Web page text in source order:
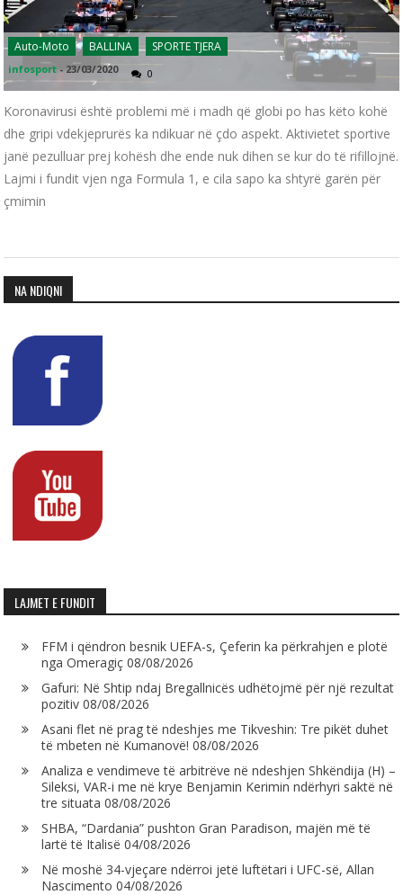
Auto-Moto BALLINA SPORTE TJERA
infosport - 23/03/2020 0
Koronavirusi është problemi më i madh që globi po has këto kohë
dhe gripi vdekjeprurës ka ndikuar në çdo aspekt. Aktivietet sportive
janë pezulluar prej kohësh dhe ende nuk dihen se kur do të rifillojnë.
Lajmi i fundit vjen nga Formula 1, e cila sapo ka shtyrë garën për
çmimin
NA NDIQNI
LAJMET E FUNDIT
FFM i qëndron besnik UEFA-s, Çeferin ka përkrahjen e plotë
nga Omeragiç 08/08/2026
Gafuri: Në Shtip ndaj Bregallnicës udhëtojmë për një rezultat
pozitiv 08/08/2026
Asani flet në prag të ndeshjes me Tikveshin: Tre pikët duhet
të mbeten në Kumanovë! 08/08/2026
Analiza e vendimeve të arbitrëve në ndeshjen Shkëndija (H) –
Sileksi, VAR-i me në krye Benjamin Kerimin ndërhyri saktë në
tre situata 08/08/2026
SHBA, “Dardania” pushton Gran Paradison, majën më të
lartë të Italisë 04/08/2026
Në moshë 34-vjeçare ndërroi jetë luftëtari i UFC-së, Allan
Nascimento 04/08/2026